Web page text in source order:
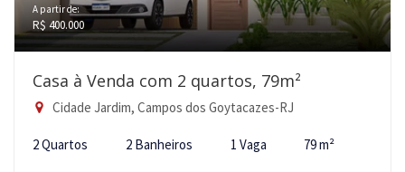
A partir de:
R$ 400.000
Casa à Venda com 2 quartos, 79m²
Cidade Jardim, Campos dos Goytacazes-RJ
2 Quartos 2 Banheiros 1 Vaga 79 m²